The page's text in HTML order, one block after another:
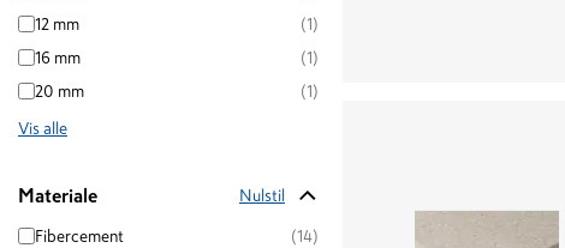
12 mm
(1)
16 mm
(1)
20 mm
(1)
Vis alle
Materiale Nulstil
Fibercement
(14)